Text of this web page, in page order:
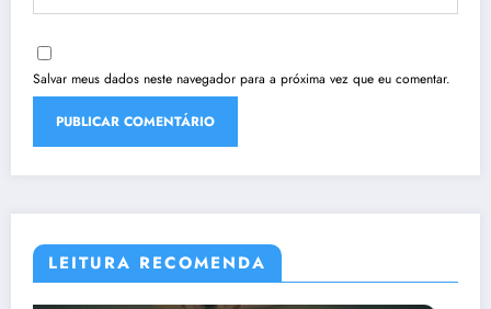
Salvar meus dados neste navegador para a próxima vez que eu comentar.
LEITURA RECOMENDA